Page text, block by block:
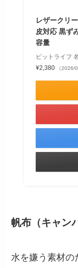
レザークリ
皮対応 黒ず
容量
ピットライフ
¥2,380
（2026/
帆布（キャン
水を嫌う素材の